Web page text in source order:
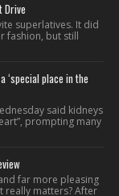
Drive
superlatives. It did
fashion, but still
‘special place in the
said kidneys
prompting many
far more pleasing
really matters? After